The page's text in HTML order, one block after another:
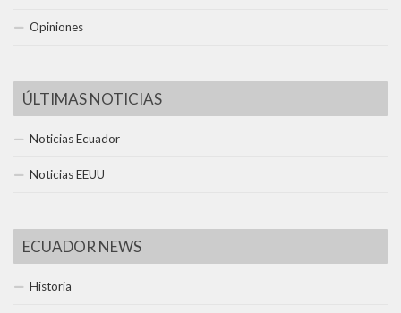
Opiniones
ÚLTIMAS NOTICIAS
Noticias Ecuador
Noticias EEUU
ECUADOR NEWS
Historia